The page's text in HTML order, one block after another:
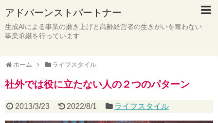
アドバーンストパートナー
生成AIによる事業の磨き上げと高齢経営者の生きがいを奪わない
事業承継を行っています
ホーム ライフスタイル
社外では役に立たない人の２つのパターン
2013/3/23 2022/8/1 ライフスタイル